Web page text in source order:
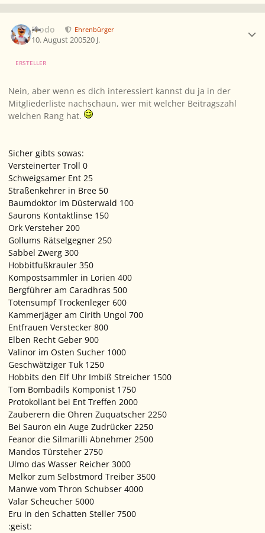
Frodo Ehrenbürger
10. August 200520 J.
ERSTELLER
Nein, aber wenn es dich interessiert kannst du ja in der
Mitgliederliste nachschaun, wer mit welcher Beitragszahl
welchen Rang hat.
Sicher gibts sowas:
Versteinerter Troll 0
Schweigsamer Ent 25
Straßenkehrer in Bree 50
Baumdoktor im Düsterwald 100
Saurons Kontaktlinse 150
Ork Versteher 200
Gollums Rätselgegner 250
Sabbel Zwerg 300
Hobbitfußkrauler 350
Kompostsammler in Lorien 400
Bergführer am Caradhras 500
Totensumpf Trockenleger 600
Kammerjäger am Cirith Ungol 700
Entfrauen Verstecker 800
Elben Recht Geber 900
Valinor im Osten Sucher 1000
Geschwätziger Tuk 1250
Hobbits den Elf Uhr Imbiß Streicher 1500
Tom Bombadils Komponist 1750
Protokollant bei Ent Treffen 2000
Zauberern die Ohren Zuquatscher 2250
Bei Sauron ein Auge Zudrücker 2250
Feanor die Silmarilli Abnehmer 2500
Mandos Türsteher 2750
Ulmo das Wasser Reicher 3000
Melkor zum Selbstmord Treiber 3500
Manwe vom Thron Schubser 4000
Valar Scheucher 5000
Eru in den Schatten Steller 7500
:geist: